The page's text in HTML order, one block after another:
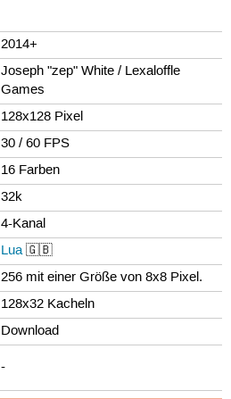
2014+
Joseph "zep" White / Lexaloffle
Games
128x128 Pixel
30 / 60 FPS
16 Farben
32k
4-Kanal
Lua🇬🇧
256 mit einer Größe von 8x8 Pixel.
128x32 Kacheln
Download
-